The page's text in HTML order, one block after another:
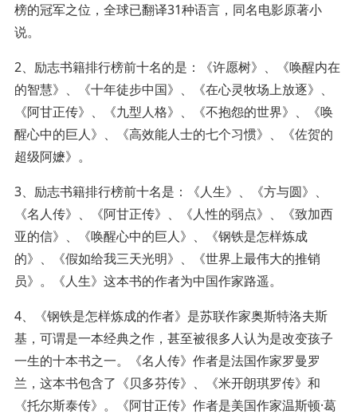
榜的冠军之位，全球已翻译31种语言，同名电影原著小
说。
2、励志书籍排行榜前十名的是：《许愿树》、《唤醒内在
的智慧》、《十年徒步中国》、《在心灵牧场上放逐》、
《阿甘正传》、《九型人格》、《不抱怨的世界》、《唤
醒心中的巨人》、《高效能人士的七个习惯》、《佐贺的
超级阿嬷》。
3、励志书籍排行榜前十名是：《人生》、《方与圆》、
《名人传》、《阿甘正传》、《人性的弱点》、《致加西
亚的信》、《唤醒心中的巨人》、《钢铁是怎样炼成
的》、《假如给我三天光明》、《世界上最伟大的推销
员》。《人生》这本书的作者为中国作家路遥。
4、《钢铁是怎样炼成的作者》是苏联作家奥斯特洛夫斯
基，可谓是一本经典之作，甚至被很多人认为是改变孩子
一生的十本书之一。《名人传》作者是法国作家罗曼罗
兰，这本书包含了《贝多芬传》、《米开朗琪罗传》和
《托尔斯泰传》。《阿甘正传》作者是美国作家温斯顿·葛